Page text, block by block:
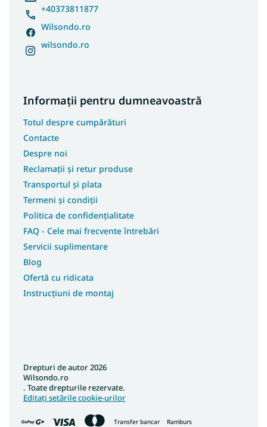
+40373811877
Wilsondo.ro
wilsondo.ro
Informații pentru dumneavoastră
Totul despre cumpărături
Contacte
Despre noi
Reclamații și retur produse
Transportul și plata
Termeni și condiții
Politica de confidențialitate
FAQ - Cele mai frecvente întrebări
Servicii suplimentare
Blog
Ofertă cu ridicata
Instrucțiuni de montaj
Transfer bancar Ramburs
Drepturi de autor 2026
Wilsondo.ro
. Toate drepturile rezervate.
Editați setările cookie-urilor